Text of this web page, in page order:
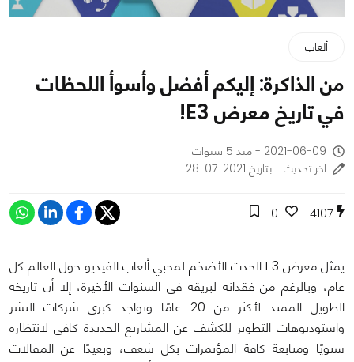
ألعاب
من الذاكرة: إليكم أفضل وأسوأ اللحظات
في تاريخ معرض E3!
2021-06-09 - منذ 5 سنوات
اخر تحديث - بتاريخ 2021-07-28
4107
0
يمثل معرض E3 الحدث الأضخم لمحبي ألعاب الفيديو حول العالم كل
عام، وبالرغم من فقدانه لبريقه في السنوات الأخيرة، إلا أن تاريخه
الطويل الممتد لأكثر من 20 عامًا وتواجد كبرى شركات النشر
واستوديوهات التطوير للكشف عن المشاريع الجديدة كافي لانتظاره
سنويًا ومتابعة كافة المؤتمرات بكل شغف، وبعيدًا عن المقالات